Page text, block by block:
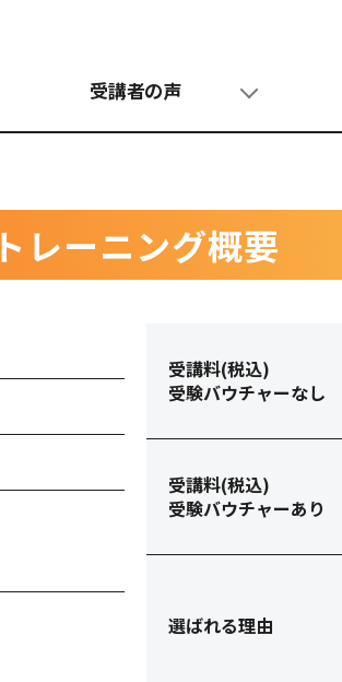
受講者の声
トレーニング概要
受講料(税込)
受験バウチャーなし
受講料(税込)
受験バウチャーあり
選ばれる理由